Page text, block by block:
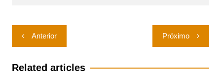
Navegação
de
Post
Anterior Próximo
Related articles